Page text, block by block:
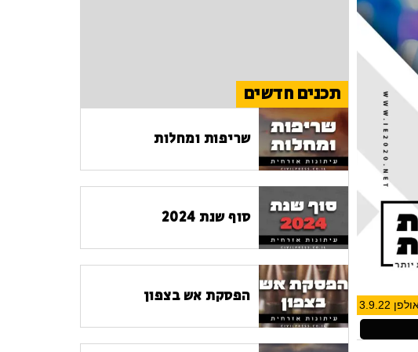
תכנים חדשים
שריפות ומחלות
סוף שנת 2024
הפסקת אש בצפון